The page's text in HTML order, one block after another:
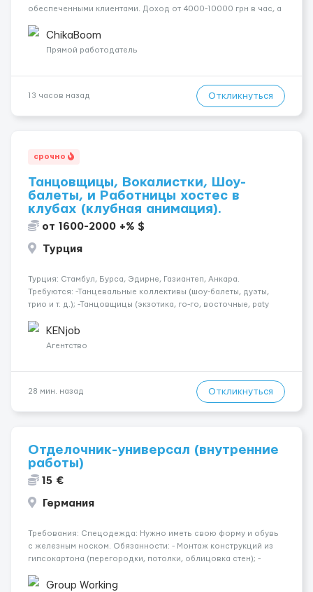
обеспеченными клиентами. Доход от 4000-10000 грн в час, а
всегда остаются у тебя. Предоставляем хорошие
Апартаменты , безопасность и ...
ChikaBoom
Прямой работодатель
13 часов назад Откликнуться
срочно
Танцовщицы, Вокалистки, Шоу-
балеты, и Работницы хостес в
клубах (клубная анимация).
от 1600-2000 +% $
Турция
Турция: Стамбул, Бурса, Эдирне, Газиантеп, Анкара.
Требуются: -Танцевальные коллективы (шоу-балеты, дуэты,
трио и т. д.); -Танцовщицы (экзотика, го-го, восточные, paty
языках); -Гимнастки; -Работницы хостесc в кл...
KENjob
Агентство
28 мин. назад Откликнуться
Отделочник-универсал (внутренние
работы)
15 €
Германия
Требования: Спецодежда: Нужно иметь свою форму и обувь
с железным носком. Обязанности: - Монтаж конструкций из
гипсокартона (перегородки, потолки, облицовка стен); -
малярных работ (шпатлевка, грунтовка, покраска); -
Group Working